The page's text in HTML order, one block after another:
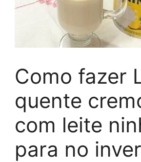
Como fazer
quente
com leite
para no